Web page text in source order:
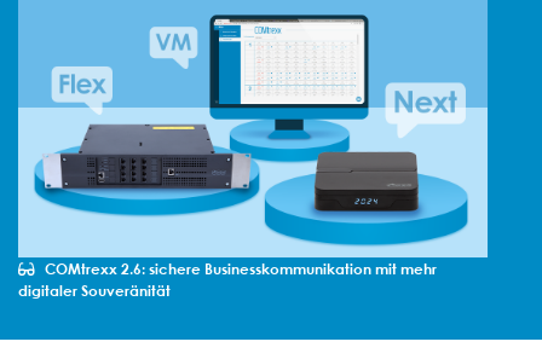
COMtrexx 2.6: sichere Businesskommunikation mit mehr
digitaler Souveränität